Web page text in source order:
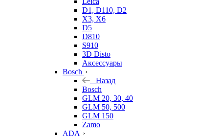
D1, D110, D2
X3, X6
D5
D810
S910
3D Disto
Аксессуары
Bosch
Назад
Bosch
GLM 20, 30, 40
GLM 50, 500
GLM 150
Zamo
ADA